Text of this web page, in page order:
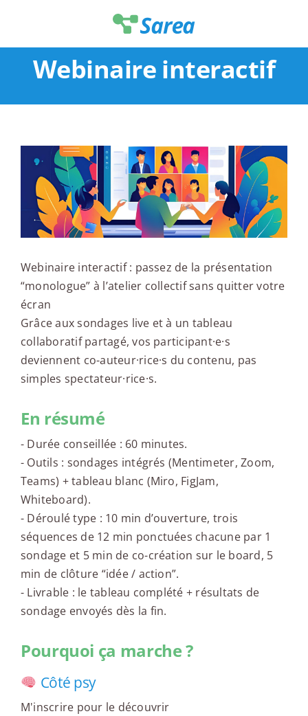
contenu
Webinaire interactif
Webinaire interactif : passez de la présentation
“monologue” à l’atelier collectif sans quitter votre
écran
Grâce aux sondages live et à un tableau
collaboratif partagé, vos participant·e·s
deviennent co-auteur·rice·s du contenu, pas
simples spectateur·rice·s.
En résumé
- Durée conseillée : 60 minutes.
- Outils : sondages intégrés (Mentimeter, Zoom,
Teams) + tableau blanc (Miro, FigJam,
Whiteboard).
- Déroulé type : 10 min d’ouverture, trois
séquences de 12 min ponctuées chacune par 1
sondage et 5 min de co-création sur le board, 5
min de clôture “idée / action”.
- Livrable : le tableau complété + résultats de
sondage envoyés dès la fin.
Pourquoi ça marche ?
Côté psy
M'inscrire pour le découvrir